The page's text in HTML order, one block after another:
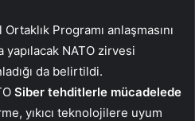
Programı anlaşmasını
yapılacak NATO zirvesi
da belirtildi.
Siber tehditlerle mücadelede
yıkıcı teknolojilere uyum